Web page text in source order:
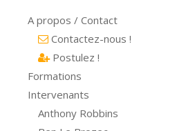
A propos / Contact
Contactez-nous !
Postulez !
Formations
Intervenants
Anthony Robbins